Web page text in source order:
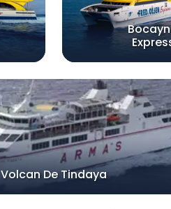
Volcan De Tindaya